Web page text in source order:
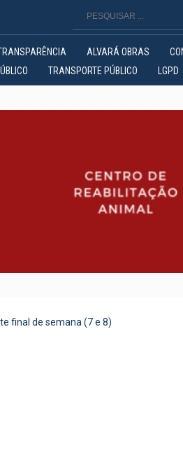
ALVARÁ OBRAS
TRANSPORTE PÚBLICO LGPD
final de semana (7 e 8)